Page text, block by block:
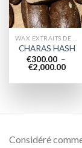
CHARAS HASH
€300.00 –
€2,000.00Plage
prix :
Considéré